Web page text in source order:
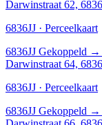
Darwinstraat 62,
6836JJ · Perceelkaart
6836JJ Gekoppeld →
Darwinstraat 64,
6836JJ · Perceelkaart
6836JJ Gekoppeld →